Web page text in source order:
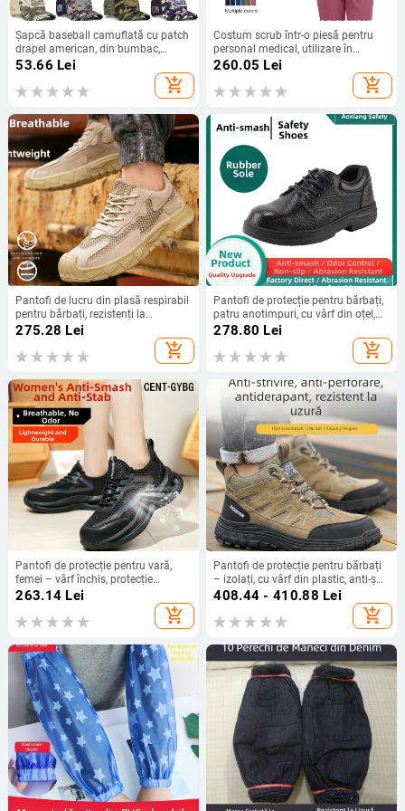
Șapcă baseball camuflată cu patch
drapel american, din bumbac,
plasă, Velcro, cozoroc curbat,
53.66 Lei
add_shopping_cart
Costum scrub într-o piesă pentru
personal medical, utilizare în
stomatologie și sală de operații,
poliester cu evacuare a umezelii
260.05 Lei
add_shopping_cart
Pantofi de lucru din plasă respirabil
pentru bărbați, rezistenți la
abraziune, anti-șoc, anti-perforație,
talpă moale, confortabili, ușori,
antiderapante.
275.28 Lei
add_shopping_cart
Pantofi de protecție pentru bărbați,
patru anotimpuri, cu vârf din oțel,
protecție la impact și perforare,
ușori, respirabili, talpă din cauciuc
pentru șantier
278.80 Lei
add_shopping_cart
Pantofi de protecție pentru vară,
femei – vârf închis, protecție
împotriva loviturilor și perforării,
izolați, ușori și eleganți pentru
muncă
263.14 Lei
add_shopping_cart
Pantofi de protecție pentru bărbați
– izolați, cu vârf din plastic, anti-șoc
și anti-înțepare, talpă din cauciuc,
antiderapante, durabili pentru
șantier.
408.44 - 410.88 Lei
add_shopping_cart